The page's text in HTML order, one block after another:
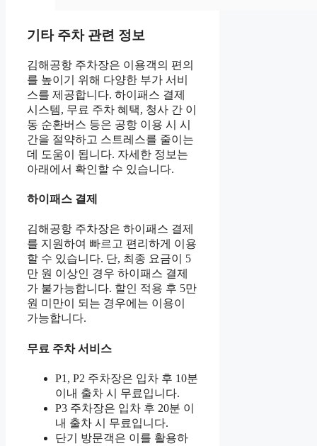
기타 주차 관련 정보
김해공항 주차장은 이용객의 편의
를 높이기 위해 다양한 부가 서비
스를 제공합니다. 하이패스 결제
시스템, 무료 주차 혜택, 청사 간 이
동 순환버스 등은 공항 이용 시 시
간을 절약하고 스트레스를 줄이는
데 도움이 됩니다. 자세한 정보는
아래에서 확인할 수 있습니다.
하이패스 결제
김해공항 주차장은 하이패스 결제
를 지원하여 빠르고 편리하게 이용
할 수 있습니다. 단, 최종 요금이 5
만 원 이상인 경우 하이패스 결제
가 불가능합니다. 할인 적용 후 5만
원 미만이 되는 경우에는 이용이
가능합니다.
무료 주차 서비스
P1, P2 주차장은 입차 후 10분
이내 출차 시 무료입니다.
P3 주차장은 입차 후 20분 이
내 출차 시 무료입니다.
단기 방문객은 이를 활용하